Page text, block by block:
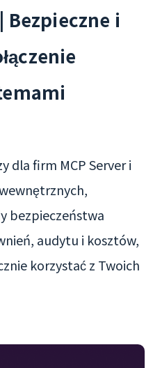
i
dla firm MCP Server i
bezpieczeństwa
audytu i kosztów,
korzystać z Twoich